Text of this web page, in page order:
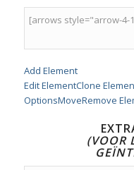
Add Element
Edit ElementClone
OptionsMoveRemove
(VOOR